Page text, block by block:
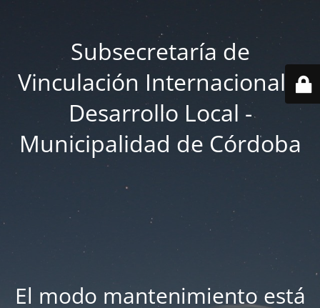
Subsecretaría de
Vinculación Internacional y
Desarrollo Local -
Municipalidad de Córdoba
El modo mantenimiento está